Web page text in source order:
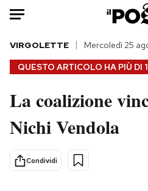
HOME
Italia
Politica
Tecnologia
Internet
QUESTO ARTICOLO HA PIÙ DI
VIRGOLETTE Mercoledì 25
La coalizione
Nichi Vendola
Condividi